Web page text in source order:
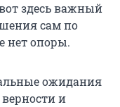
здесь важный
сам по
нет опоры.
ожидания
верности и